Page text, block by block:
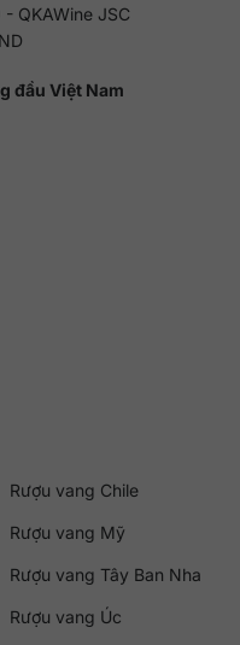
QKAWine JSC
đầu Việt Nam
Rượu vang Chile
Rượu vang Mỹ
Rượu vang Tây Ban Nha
Rượu vang Úc